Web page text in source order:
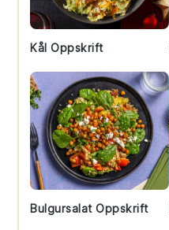
Kål Oppskrift
Bulgursalat Oppskrift